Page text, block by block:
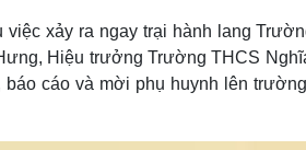
Phân tích
ngon
Nhà đẹp
việc xảy ra ngay trại hành lang
Hiệu trưởng Trường THCS
báo cáo và mời phụ huynh lên